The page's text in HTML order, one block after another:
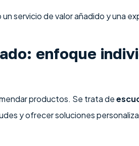
servicio de valor añadido y una
enfoque
productos. Se trata de
y ofrecer soluciones